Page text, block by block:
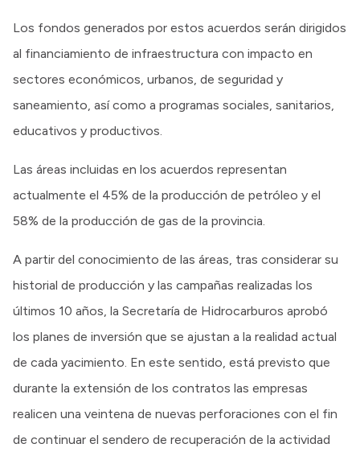
Los fondos generados por estos acuerdos serán dirigidos
al financiamiento de infraestructura con impacto en
sectores económicos, urbanos, de seguridad y
saneamiento, así como a programas sociales, sanitarios,
educativos y productivos.
Las áreas incluidas en los acuerdos representan
actualmente el 45% de la producción de petróleo y el
58% de la producción de gas de la provincia.
A partir del conocimiento de las áreas, tras considerar su
historial de producción y las campañas realizadas los
últimos 10 años, la Secretaría de Hidrocarburos aprobó
los planes de inversión que se ajustan a la realidad actual
de cada yacimiento. En este sentido, está previsto que
durante la extensión de los contratos las empresas
realicen una veintena de nuevas perforaciones con el fin
de continuar el sendero de recuperación de la actividad